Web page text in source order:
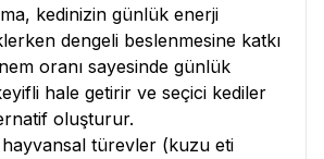
kedinizin günlük enerji
dengeli beslenmesine katkı
oranı sayesinde günlük
hale getirir ve seçici kediler
oluşturur.
hayvansal türevler (kuzu eti